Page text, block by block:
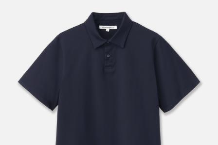
コレクション
店舗